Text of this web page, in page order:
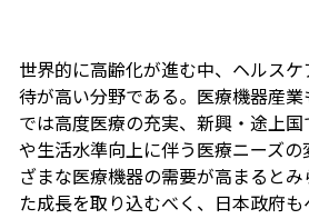
世界的に高齢化が進む中、ヘルス
待が高い分野である。医療機器産
では高度医療の充実、新興・途上
や生活水準向上に伴う医療ニーズ
ざまな医療機器の需要が高まると
た成長を取り込むべく、日本政府